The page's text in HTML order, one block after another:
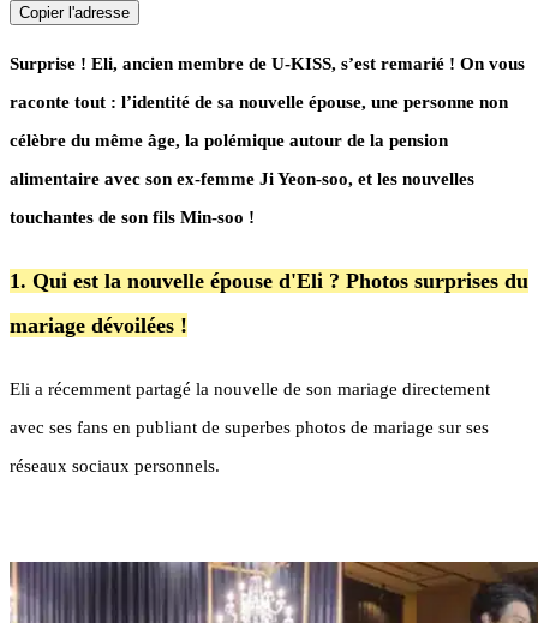
Copier l'adresse
Surprise ! Eli, ancien membre de U-KISS, s’est remarié ! On vous
raconte tout : l’identité de sa nouvelle épouse, une personne non
célèbre du même âge, la polémique autour de la pension
alimentaire avec son ex-femme Ji Yeon-soo, et les nouvelles
touchantes de son fils Min-soo !
1. Qui est la nouvelle épouse d'Eli ? Photos surprises du
mariage dévoilées !
Eli a récemment partagé la nouvelle de son mariage directement
avec ses fans en publiant de superbes photos de mariage sur ses
réseaux sociaux personnels.